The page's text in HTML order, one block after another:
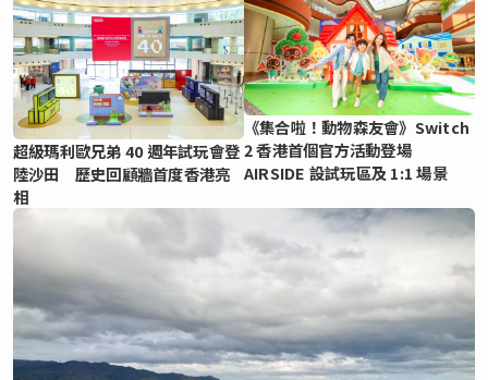
超級瑪利歐兄弟 40 週年試玩會登
陸沙田 歷史回顧牆首度香港亮
相
《集合啦！動物森友會》Switch
2 香港首個官方活動登場
AIRSIDE 設試玩區及 1:1 場景